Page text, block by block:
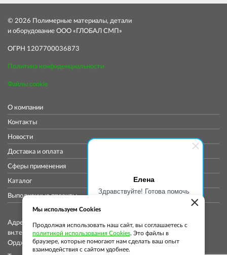
Елена
Здравствуйте! Готова помочь
© 2026 Полимерные материалы, детали
и оборудование ООО «ГЛОБАЛ СМП»
ОГРН 1207700036873
Политика конфиденциальности
Файлы cookie
О компании
Контакты
Новости
Доставка и оплата
Сферы применения
Каталог
Выполненные проекты
Адрес коммерческого отдела: 115419, Город Москва,
вн.тер.г. муниципальный округ Донской, ул
Орджоникидзе, д. 11, стр. 11, помещ. 12/5
×
Мы используем Cookies
Продолжая использовать наш сайт, вы соглашаетесь с
политикой использования Cookies. Это файлы в
браузере, которые помогают нам сделать ваш опыт
взаимодействия с сайтом удобнее.